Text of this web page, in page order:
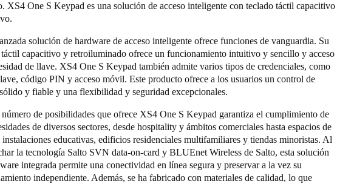
XS4 One S Keypad es una solución de acceso inteligente con teclado táctil capacitivo
solución de hardware de acceso inteligente ofrece funciones de vanguardia. Su
capacitivo y retroiluminado ofrece un funcionamiento intuitivo y sencillo y acceso
de llave. XS4 One S Keypad también admite varios tipos de credenciales, como
código PIN y acceso móvil. Este producto ofrece a los usuarios un control de
y fiable y una flexibilidad y seguridad excepcionales.
de posibilidades que ofrece XS4 One S Keypad garantiza el cumplimiento de
de diversos sectores, desde hospitality y ámbitos comerciales hasta espacios de
instalaciones educativas, edificios residenciales multifamiliares y tiendas minoristas. Al
la tecnología Salto SVN data-on-card y BLUEnet Wireless de Salto, esta solución
integrada permite una conectividad en línea segura y preservar a la vez su
independiente. Además, se ha fabricado con materiales de calidad, lo que